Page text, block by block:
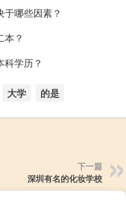
哪些因素？
本？
学历？
大学 的是
下一篇
深圳有名的化妆学校